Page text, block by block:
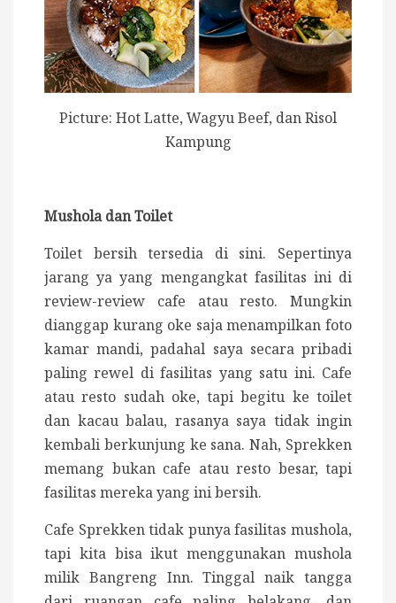
Picture: Hot Latte, Wagyu Beef, dan Risol
Kampung
Mushola dan Toilet
Toilet bersih tersedia di sini. Sepertinya
jarang ya yang mengangkat fasilitas ini di
review-review cafe atau resto. Mungkin
dianggap kurang oke saja menampilkan foto
kamar mandi, padahal saya secara pribadi
paling rewel di fasilitas yang satu ini. Cafe
atau resto sudah oke, tapi begitu ke toilet
dan kacau balau, rasanya saya tidak ingin
kembali berkunjung ke sana. Nah, Sprekken
memang bukan cafe atau resto besar, tapi
fasilitas mereka yang ini bersih.
Cafe Sprekken tidak punya fasilitas mushola,
tapi kita bisa ikut menggunakan mushola
milik Bangreng Inn. Tinggal naik tangga